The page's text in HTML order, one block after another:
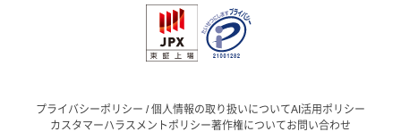
プライバシーポリシー / 個人情報の取り扱いについてAI活用ポリシー
カスタマーハラスメントポリシー著作権についてお問い合わせ